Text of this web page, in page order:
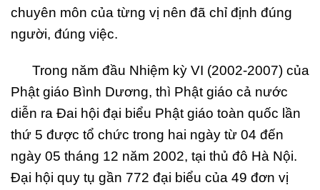
chuyên môn của từng vị nên đã chỉ định đúng
người, đúng việc.
Trong năm đầu Nhiệm kỳ VI (2002-2007) của
Phật giáo Bình Dương, thì Phật giáo cả nước
diễn ra Đai hội đại biểu Phật giáo toàn quốc lần
thứ 5 được tổ chức trong hai ngày từ 04 đến
ngày 05 tháng 12 năm 2002, tại thủ đô Hà Nội.
Đại hội quy tụ gần 772 đại biểu của 49 đơn vị